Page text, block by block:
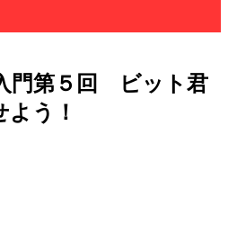
門第５回 ビット君
う！